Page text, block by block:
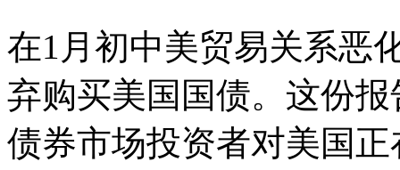
在1月初中美贸易关系恶
弃购买美国国债。这份
债券市场投资者对美国